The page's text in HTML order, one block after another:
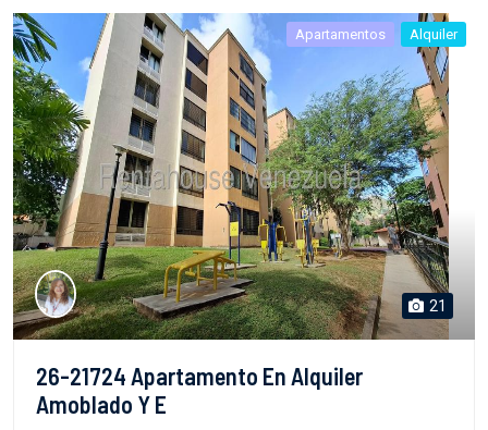
Apartamentos Alquiler
21
26-21724 Apartamento En Alquiler
Amoblado Y E